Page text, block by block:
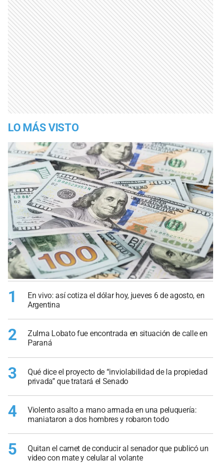
LO MÁS VISTO
1
En vivo: así cotiza el dólar hoy, jueves 6 de agosto, en
Argentina
2
Zulma Lobato fue encontrada en situación de calle en
Paraná
3
Qué dice el proyecto de “inviolabilidad de la propiedad
privada” que tratará el Senado
4
Violento asalto a mano armada en una peluquería:
maniataron a dos hombres y robaron todo
5
Quitan el carnet de conducir al senador que publicó un
video con mate y celular al volante